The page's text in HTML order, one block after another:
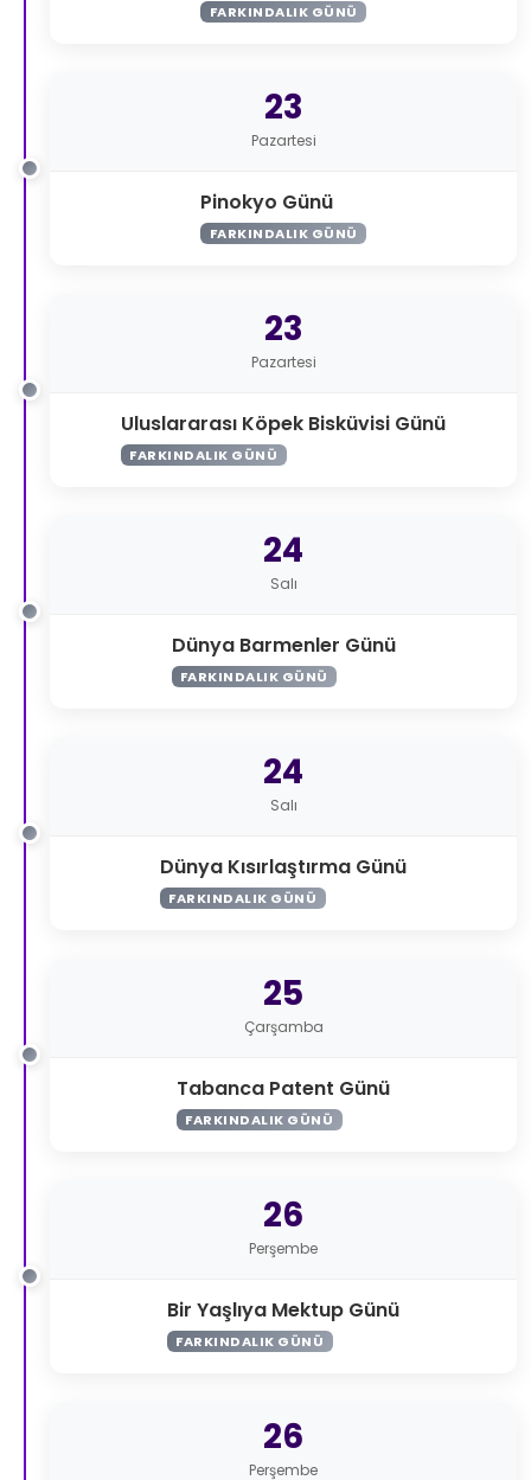
FARKINDALIK GÜNÜ
23
Pazartesi
Pinokyo Günü
FARKINDALIK GÜNÜ
23
Pazartesi
Uluslararası Köpek Bisküvisi Günü
FARKINDALIK GÜNÜ
24
Salı
Dünya Barmenler Günü
FARKINDALIK GÜNÜ
24
Salı
Dünya Kısırlaştırma Günü
FARKINDALIK GÜNÜ
25
Çarşamba
Tabanca Patent Günü
FARKINDALIK GÜNÜ
26
Perşembe
Bir Yaşlıya Mektup Günü
FARKINDALIK GÜNÜ
26
Perşembe